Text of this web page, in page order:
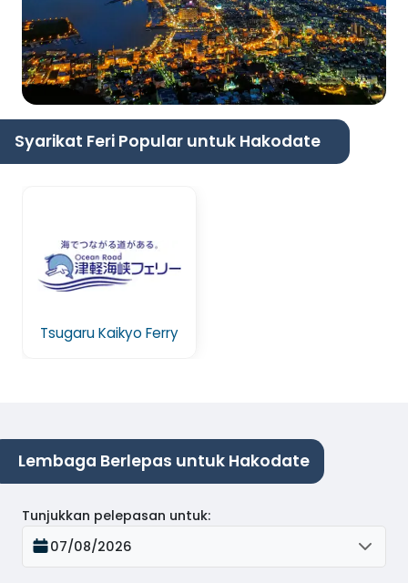
Syarikat Feri Popular untuk Hakodate
Tsugaru Kaikyo Ferry
Lembaga Berlepas untuk Hakodate
Tunjukkan pelepasan untuk:
07/08/2026